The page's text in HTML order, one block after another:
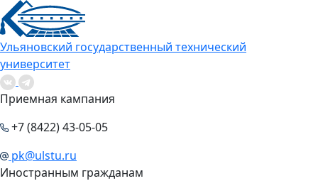
Ульяновский государственный технический
университет
Приемная кампания
+7 (8422) 43-05-05
pk@ulstu.ru
Иностранным гражданам